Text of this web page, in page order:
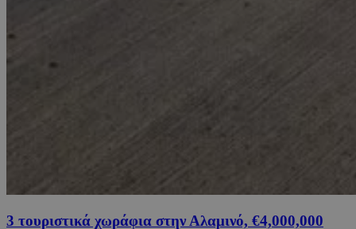
3 τουριστικά χωράφια στην Αλαμινό, €4,000,000